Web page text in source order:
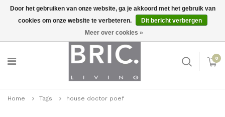
Inloggen
0
Home Tags house doctor poef
Door het gebruiken van onze website, ga je akkoord met het gebruik van
cookies om onze website te verbeteren.
Dit bericht verbergen
Meer over cookies »